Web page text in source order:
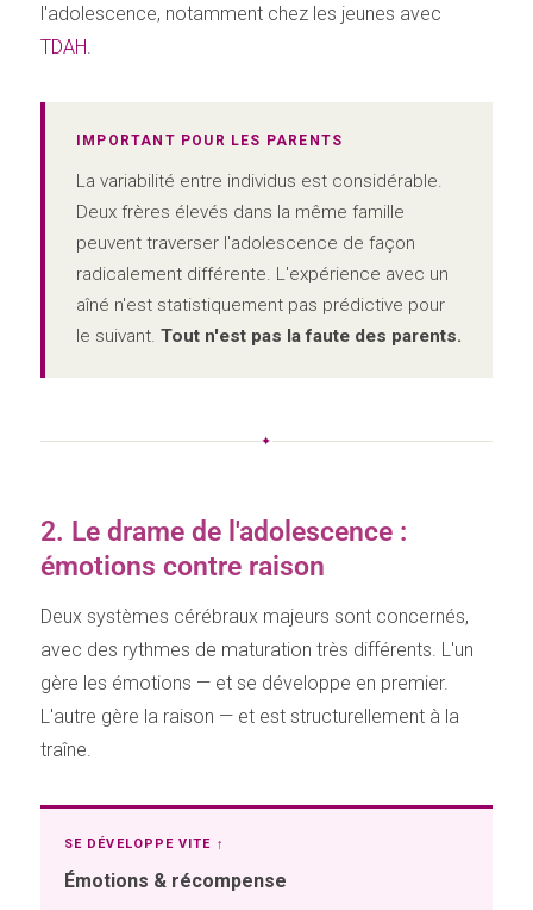
l'adolescence, notamment chez les jeunes avec
TDAH.
IMPORTANT POUR LES PARENTS
La variabilité entre individus est considérable.
Deux frères élevés dans la même famille
peuvent traverser l'adolescence de façon
radicalement différente. L'expérience avec un
aîné n'est statistiquement pas prédictive pour
le suivant. Tout n'est pas la faute des parents.
✦
2. Le drame de l'adolescence :
émotions contre raison
Deux systèmes cérébraux majeurs sont concernés,
avec des rythmes de maturation très différents. L'un
gère les émotions — et se développe en premier.
L'autre gère la raison — et est structurellement à la
traîne.
SE DÉVELOPPE VITE ↑
Émotions & récompense